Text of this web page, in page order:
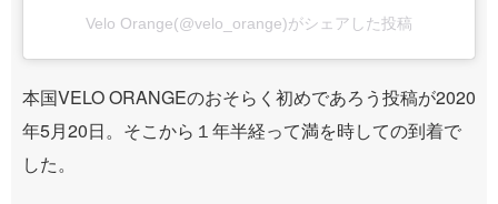
Velo Orange(@velo_orange)がシェアした投稿
本国VELO ORANGEのおそらく初めであろう投稿が2020
年5月20日。そこから１年半経って満を時しての到着で
した。